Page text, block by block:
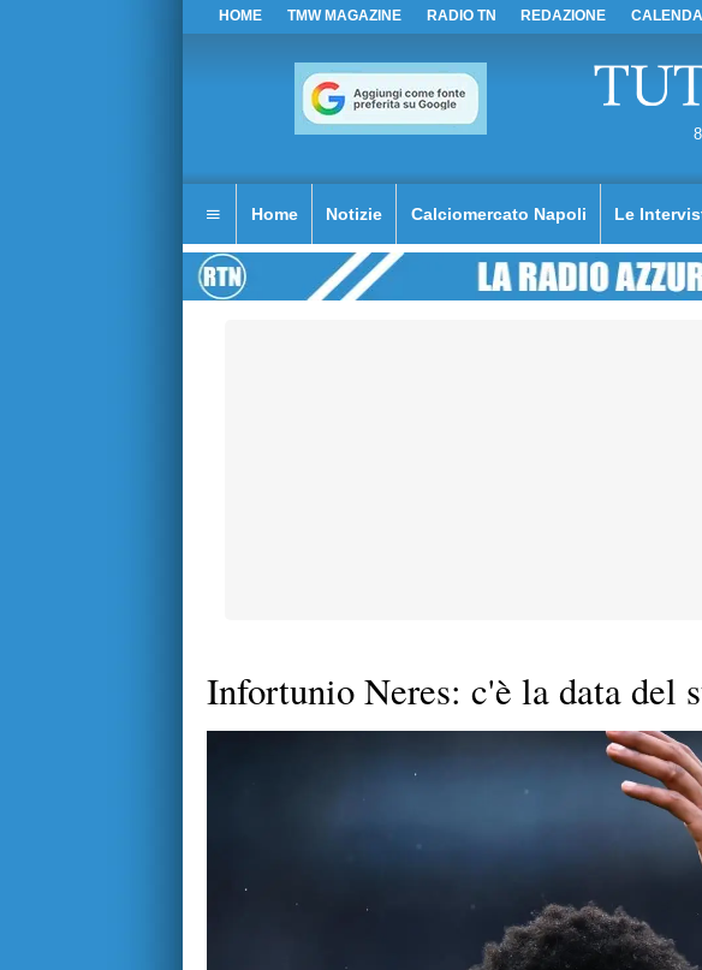
HOME TMW MAGAZINE RADIO TN REDAZIONE
Home Notizie Calciomercato Napoli Le
Infortunio Neres: c'è la data del